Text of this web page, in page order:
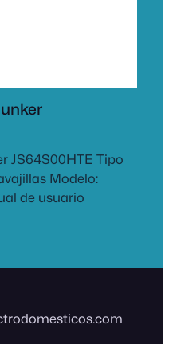
JS64S00HTE Tipo
Modelo:
de usuario